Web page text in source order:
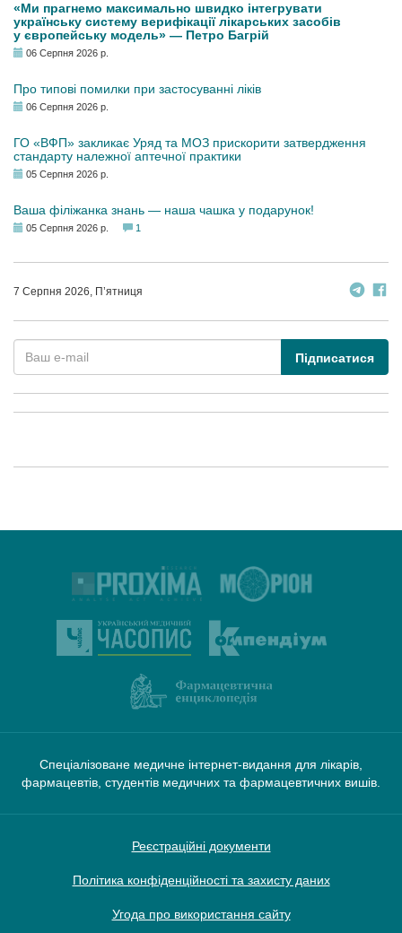
«Ми прагнемо максимально швидко інтегрувати
українську систему верифікації лікарських засобів
у європейську модель» — Петро Багрій
06 Серпня 2026 р.
Про типові помилки при застосуванні ліків
06 Серпня 2026 р.
ГО «ВФП» закликає Уряд та МОЗ прискорити затвердження
стандарту належної аптечної практики
05 Серпня 2026 р.
Ваша філіжанка знань — наша чашка у подарунок!
05 Серпня 2026 р. 1
7 Серпня 2026, П’ятниця
Підписатися
Спеціалізоване медичне інтернет-видання для лікарів,
фармацевтів, студентів медичних та фармацевтичних вишів.
Реєстраційні документи
Політика конфіденційності та захисту даних
Угода про використання сайту